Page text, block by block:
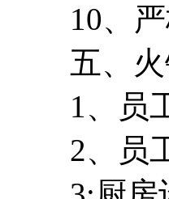
10、严
五、火
1、员工
2、员工